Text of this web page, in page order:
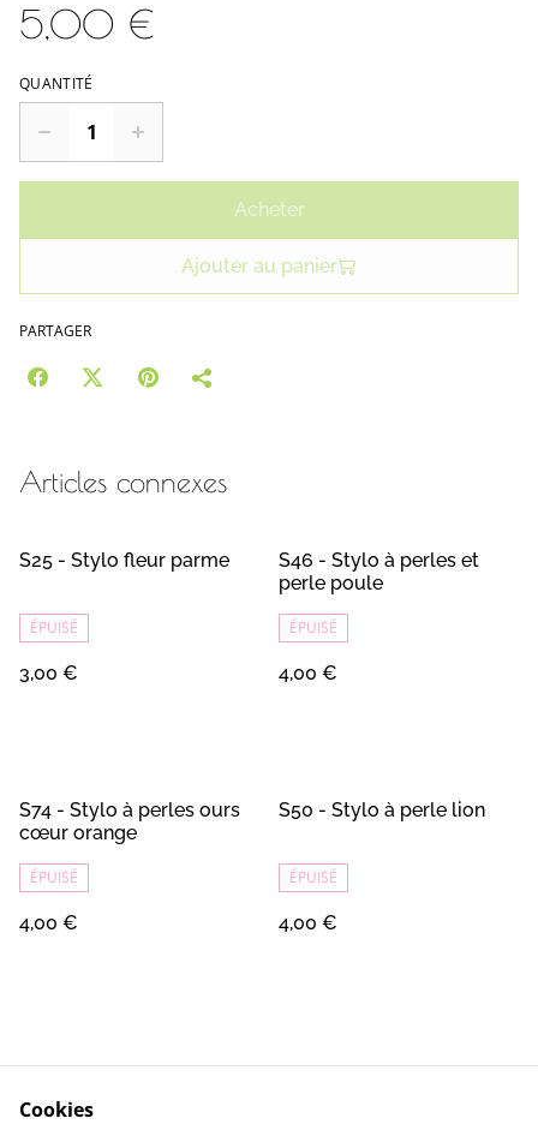
5,00 €
QUANTITÉ
Acheter
Ajouter au panier
PARTAGER
Articles connexes
S25 - Stylo fleur parme
ÉPUISÉ
3,00 €
S46 - Stylo à perles et
perle poule
ÉPUISÉ
4,00 €
S74 - Stylo à perles ours
cœur orange
ÉPUISÉ
4,00 €
S50 - Stylo à perle lion
ÉPUISÉ
4,00 €
Cookies